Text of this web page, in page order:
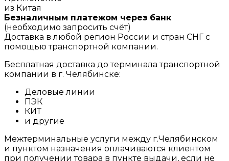
из Китая
Безналичным платежом через банк
(необходимо запросить счёт)
Доставка в любой регион России и стран СНГ с
помощью транспортной компании.
Бесплатная доставка до терминала транспортной
компании в г. Челябинске:
Деловые линии
ПЭК
КИТ
и другие
Межтерминальные услуги между г.Челябинском
и пунктом назначения оплачиваются клиентом
при получении товара в пункте выдачи, если не